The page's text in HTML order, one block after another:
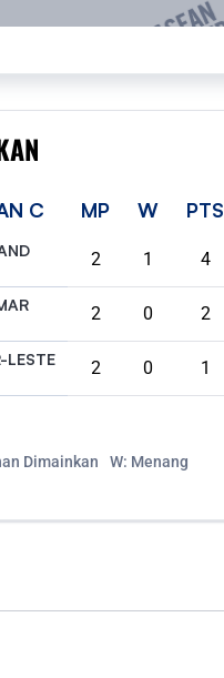
C MP W PTS
2 1 4
2 0 2
LESTE
2 0 1
Dimainkan
W: Menang